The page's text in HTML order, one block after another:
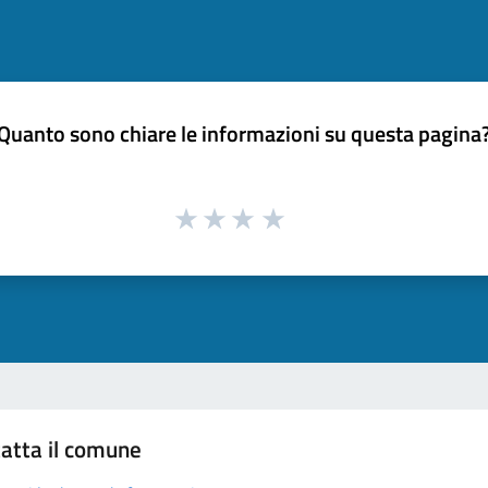
sono chiare le informazioni su questa
il comune